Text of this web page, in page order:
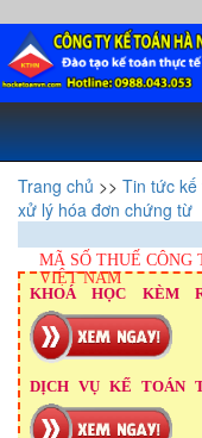
Trang chủ >> Tin tức kế
xử lý hóa đơn chứng từ
MÃ SỐ THUẾ
VIỆT NAM
KHOÁ HỌC KÈM
DỊCH VỤ KẾ TOÁN